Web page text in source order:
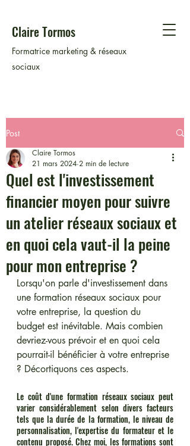
Claire Tormos
Formatrice marketing & réseaux
sociaux
Post
Quel est l'investissement
financier moyen pour suivre
un atelier réseaux sociaux et
en quoi cela vaut-il la peine
pour mon entreprise ?
Claire Tormos
21 mars 2024 2 min de lecture
Lorsqu'on parle d'investissement dans
une formation réseaux sociaux pour
votre entreprise, la question du
budget est inévitable. Mais combien
devriez-vous prévoir et en quoi cela
pourrait-il bénéficier à votre entreprise
? Décortiquons ces aspects.
Le coût d'une formation réseaux sociaux peut
varier considérablement selon divers facteurs
tels que la durée de la formation, le niveau de
personnalisation, l'expertise du formateur et le
contenu proposé. Chez moi, les formations sont